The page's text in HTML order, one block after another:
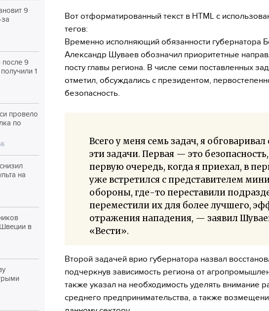
9
после 9
1
провело
по
на
Швеции в
Вот отформатированный текст в HTML с
тегов:
Временно исполняющий обязанности губернатора
Александр Шуваев обозначил приоритетные
посту главы региона. В числе семи поставленных
отметил, обсуждались с президентом,
безопасность.
Всего у меня семь задач, я
эти задачи. Первая — это
первую очередь, когда я приехал, в
уже встретился с представителем
обороны, где-то переставили
переместили их для более лучшего,
отражения нападения, — заявил
«Вести».
Второй задачей врио губернатора назвал
подчеркнув зависимость региона от
также указал на необходимость уделять внимание
среднего предпринимательства, а также